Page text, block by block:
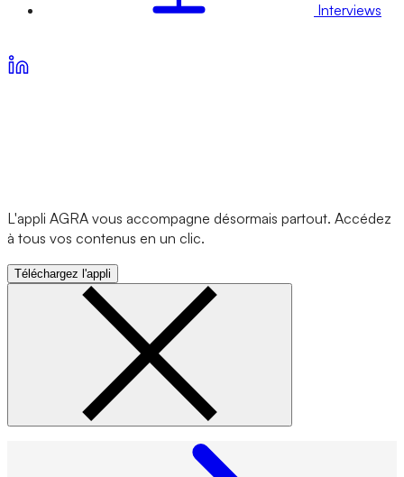
Interviews
L'appli AGRA vous accompagne désormais partout. Accédez
à tous vos contenus en un clic.
Téléchargez l'appli